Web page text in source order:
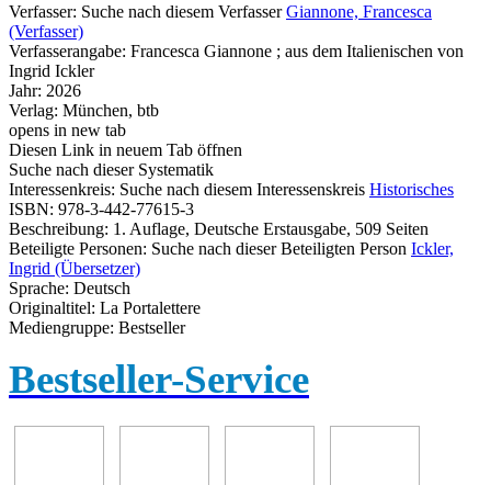
Verfasser: Suche nach diesem Verfasser Giannone, Francesca
(Verfasser)
Verfasserangabe: Francesca Giannone ; aus dem Italienischen von
Ingrid Ickler
Jahr: 2026
Verlag: München, btb
opens in new tab
Diesen Link in neuem Tab öffnen
Suche nach dieser Systematik
Interessenkreis: Suche nach diesem Interessenskreis Historisches
ISBN: 978-3-442-77615-3
Beschreibung: 1. Auflage, Deutsche Erstausgabe, 509 Seiten
Beteiligte Personen: Suche nach dieser Beteiligten Person Ickler,
Ingrid (Übersetzer)
Sprache: Deutsch
Originaltitel: La Portalettere
Mediengruppe: Bestseller
Bestseller-Service